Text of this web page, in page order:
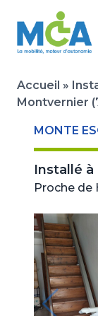
Accueil »
Montvernier
MONTE
Installé à
Proche de